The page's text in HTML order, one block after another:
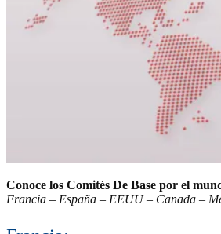
Conoce los Comités De Base por el
Francia – España – EEUU – Canada –